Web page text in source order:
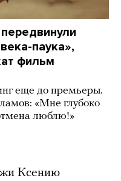
паука»,
фильм
еще до премьеры.
«Мне глубоко
люблю!»
Ксению